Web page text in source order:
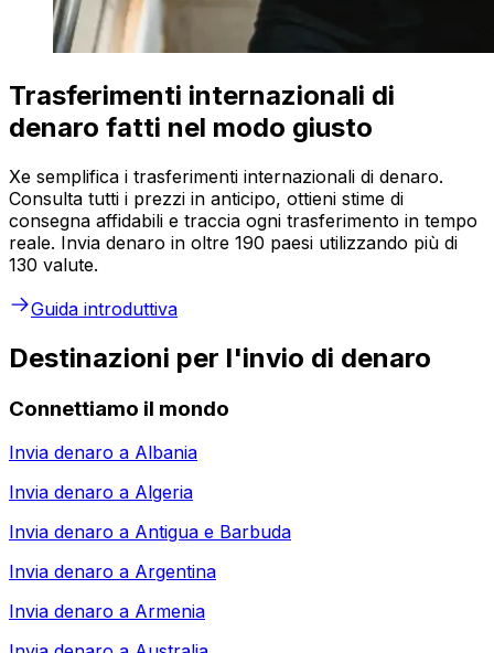
Trasferimenti internazionali di
denaro fatti nel modo giusto
Xe semplifica i trasferimenti internazionali di denaro.
Consulta tutti i prezzi in anticipo, ottieni stime di
consegna affidabili e traccia ogni trasferimento in tempo
reale. Invia denaro in oltre 190 paesi utilizzando più di
130 valute.
Guida introduttiva
Destinazioni per l'invio di denaro
Connettiamo il mondo
Invia denaro a Albania
Invia denaro a Algeria
Invia denaro a Antigua e Barbuda
Invia denaro a Argentina
Invia denaro a Armenia